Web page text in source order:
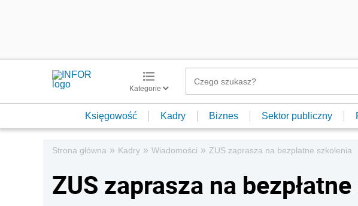
Kategorie
Księgowość Kadry Biznes Sektor publiczny
Strona główna » Kadry » Wiadomości » ZUS zaprasza na bezpłatne szkolenia
ZUS zaprasza na